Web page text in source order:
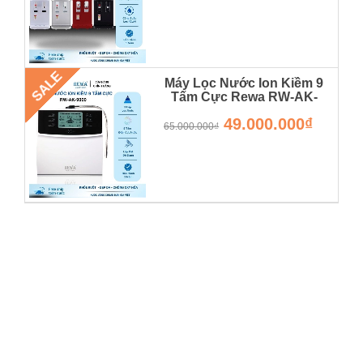
SALE
Máy Lọc Nước Ion Kiềm 9
Tấm Cực Rewa RW-AK-
Bảo Hành 36 Tháng
65.000.000₫ 49.000.000₫